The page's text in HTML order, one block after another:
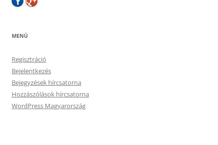
MENÜ
Regisztráció
Bejelentkezés
Bejegyzések hírcsatorna
Hozzászólások hírcsatorna
WordPress Magyarország